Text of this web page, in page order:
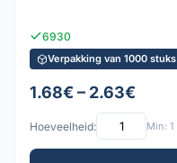
6930
Verpakking van 1000 stuks
1.68€ – 2.63€
Hoeveelheid: Min: 1